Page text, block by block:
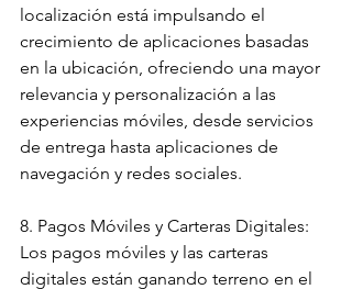
localización está impulsando el
crecimiento de aplicaciones basadas
en la ubicación, ofreciendo una mayor
relevancia y personalización a las
experiencias móviles, desde servicios
de entrega hasta aplicaciones de
navegación y redes sociales.
8. Pagos Móviles y Carteras Digitales:
Los pagos móviles y las carteras
digitales están ganando terreno en el